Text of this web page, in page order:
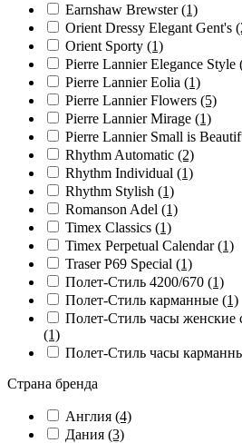
Earnshaw Brewster(1)
Orient Dressy Elegant Gent's
Orient Sporty (1)
Pierre Lannier Elegance Style
Pierre Lannier Eolia (1)
Pierre Lannier Flowers (5)
Pierre Lannier Mirage (1)
Pierre Lannier Small is
Rhythm Automatic (2)
Rhythm Individual (1)
Rhythm Stylish (1)
Romanson Adel (1)
Timex Classics (1)
Timex Perpetual Calendar(1)
Traser P69 Special (1)
Полет-Стиль 4200/670 (1)
Полет-Стиль карманные (1)
Полет-Стиль часы женские
(1)
Полет-Стиль часы
Страна бренда
Англия (4)
Дания (3)